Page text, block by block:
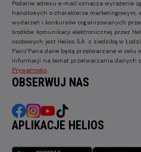
Podanie adresu e-mail oznacza wyrażenie
handlowych o charakterze marketingowym,
wydarzeń i konkursów organizowanych
środków komunikacji elektronicznej przez
osobowych jest Helios S.A. z siedzibą w
Pani/Pana dane będą przetwarzane w celu
informacji na temat przetwarzania danych
Prywatności
OBSERWUJ NAS
APLIKACJE HELIOS